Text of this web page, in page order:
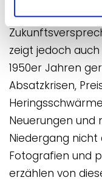
Hafen war
zeigt jedoch
1950er Jahren
Absatzkrisen,
Neuerungen und
Niedergang
Fotografien und
erzählen von